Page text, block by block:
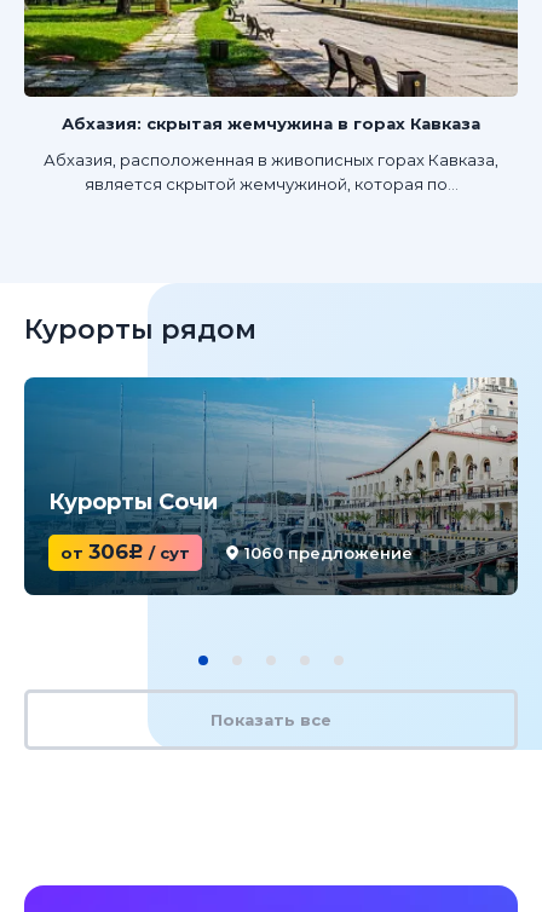
Абхазия: скрытая жемчужина в горах Кавказа
Абхазия, расположенная в живописных горах Кавказа,
является скрытой жемчужиной, которая по...
Курорты рядом
Курорты Сочи
от 306c / сут 1060 предложение
Показать все